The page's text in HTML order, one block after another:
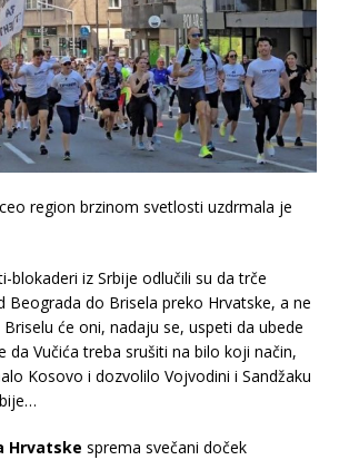
region brzinom svetlosti uzdrmala je
blokaderi iz Srbije odlučili su da trče
Beograda do Brisela preko Hrvatske, a ne
će oni, nadaju se, uspeti da ubede
da Vučića treba srušiti na bilo koji način,
Kosovo i dozvolilo Vojvodini i Sandžaku
Hrvatske sprema svečani doček